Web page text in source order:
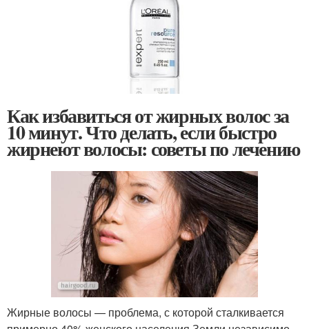
Как избавиться от жирных волос за
10 минут. Что делать, если быстро
жирнеют волосы: советы по лечению
Жирные волосы — проблема, с которой сталкивается